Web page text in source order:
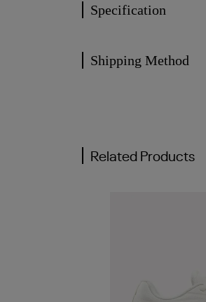
Specification
Shipping Method
Related Products